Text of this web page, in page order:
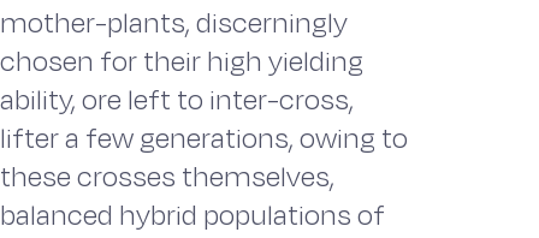
mother-plants, discerningly
chosen for their high yielding
ability, ore left to inter-cross,
lifter a few generations, owing to
these crosses themselves,
balanced hybrid populations of